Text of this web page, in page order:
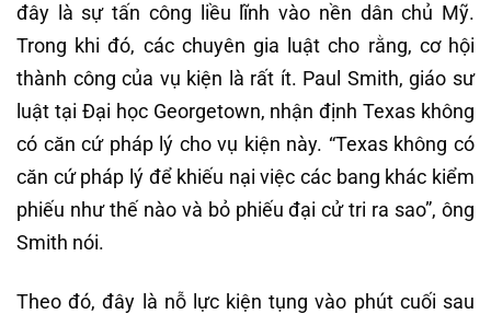
đây là sự tấn công liều lĩnh vào nền dân chủ Mỹ.
Trong khi đó, các chuyên gia luật cho rằng, cơ hội
thành công của vụ kiện là rất ít. Paul Smith, giáo sư
luật tại Đại học Georgetown, nhận định Texas không
có căn cứ pháp lý cho vụ kiện này. “Texas không có
căn cứ pháp lý để khiếu nại việc các bang khác kiểm
phiếu như thế nào và bỏ phiếu đại cử tri ra sao”, ông
Smith nói.
Theo đó, đây là nỗ lực kiện tụng vào phút cuối sau